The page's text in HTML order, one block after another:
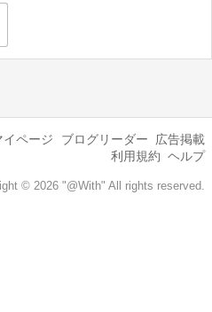
イページ ブログリーダー
広告掲載
利用規約 ヘルプ
© 2026 "@With" All rights reserved.